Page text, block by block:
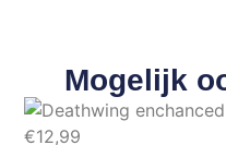
Mogelijk